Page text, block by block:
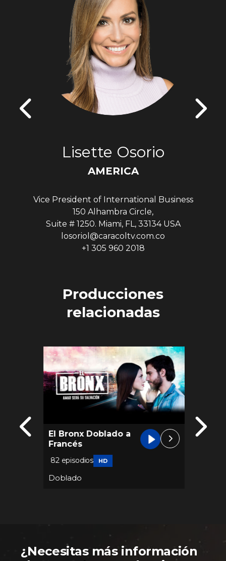
Lisette Osorio
AMERICA
Vice President of International Business
150 Alhambra Circle,
Suite # 1250. Miami, FL, 33134 USA
losoriol@caracoltv.com.co
+1 305 960 2018
Producciones
relacionadas
El Bronx Doblado a
Francés
82 episodios HD
Doblado
¿Necesitas más información